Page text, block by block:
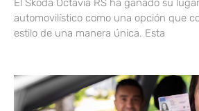
automovilístico como una opción que
estilo de una manera única. Esta